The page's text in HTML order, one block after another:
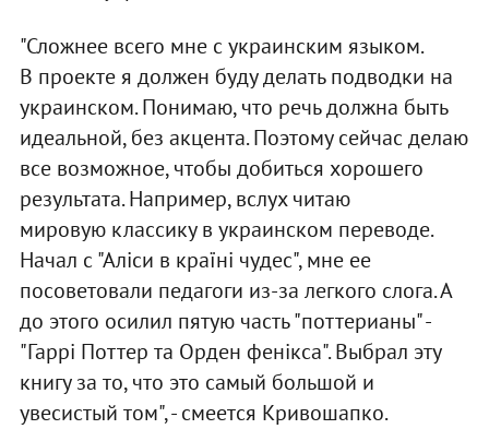
"Сложнее всего мне с украинским языком.
В проекте я должен буду делать подводки на
украинском. Понимаю, что речь должна быть
идеальной, без акцента. Поэтому сейчас делаю
все возможное, чтобы добиться хорошего
результата. Например, вслух читаю
мировую классику в украинском переводе.
Начал с "Аліси в країні чудес", мне ее
посоветовали педагоги из-за легкого слога. А
до этого осилил пятую часть "поттерианы" -
"Гаррі Поттер та Орден фенікса". Выбрал эту
книгу за то, что это самый большой и
увесистый том", - смеется Кривошапко.